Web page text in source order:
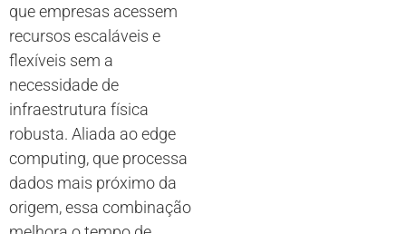
que empresas acessem
recursos escaláveis e
flexíveis sem a
necessidade de
infraestrutura física
robusta. Aliada ao edge
computing, que processa
dados mais próximo da
origem, essa combinação